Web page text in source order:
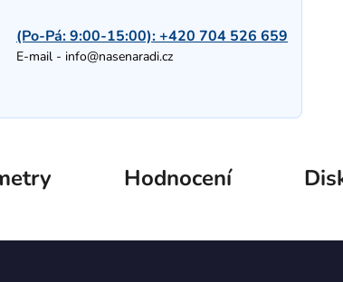
(Po-Pá: 9:00-15:00):+420 704 526 659
E-mail - info@nasenaradi.cz
Hodnocení